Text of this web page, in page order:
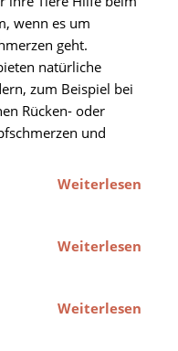
wenn es um
geht.
natürliche
zum Beispiel bei
Rücken- oder
und
Weiterlesen
Weiterlesen
Weiterlesen